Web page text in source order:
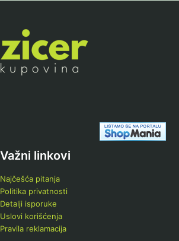
Važni linkovi
Najčešća pitanja
Politika privatnosti
Detalji isporuke
Uslovi korišćenja
Pravila reklamacija